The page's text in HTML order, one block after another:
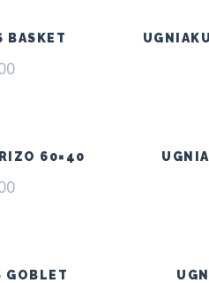
BASKET
60×40
GOBLET